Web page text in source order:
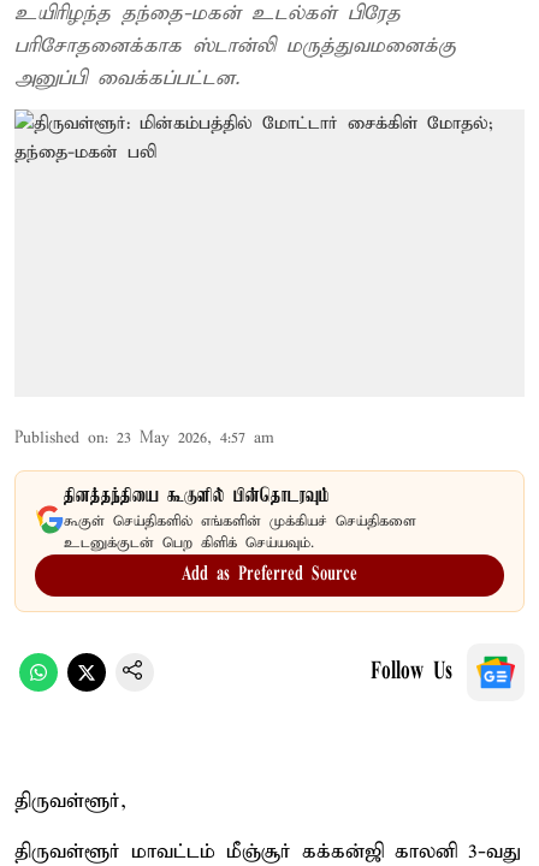
உயிரிழந்த தந்தை-மகன் உடல்கள் பிரேத
பரிசோதனைக்காக ஸ்டான்லி மருத்துவமனைக்கு
அனுப்பி வைக்கப்பட்டன.
Published on: 23 May 2026, 4:57 am
தினத்தந்தியை கூகுளில் பின்தொடரவும்
கூகுள் செய்திகளில் எங்களின் முக்கியச் செய்திகளை
உடனுக்குடன் பெற கிளிக் செய்யவும்.
Add as Preferred Source
Follow Us
திருவள்ளூர்,
திருவள்ளூர் மாவட்டம் மீஞ்சூர் கக்கன்ஜி காலனி 3-வது